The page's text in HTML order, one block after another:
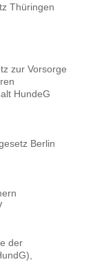
Thüringen
zur Vorsorge
HundeG
Berlin
der